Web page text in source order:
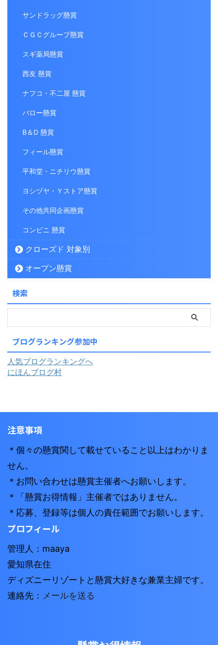
サンドラッグ懸賞
ＣＧＣグループ懸賞
スギ薬局懸賞
西友 懸賞
ナフコ・不二屋 懸賞
バロー懸賞
B＆D 懸賞
フィール懸賞
平和堂・ニチリウ懸賞
ヨシヅヤ・Ｙストア懸賞
その他共同企画懸賞
コンビニ 懸賞
クローズド 対象別
オープン懸賞
検索
ブログランキング参加中
人気ブログランキングへ
にほんブログ村
注意事項
＊個々の懸賞関して載せていること以上はわかりま
せん。
＊お問い合わせは懸賞主催者へお願いします。
＊「懸賞お得情報」主催者ではありません。
＊応募、登録等は個人の責任範囲でお願いします。
プロフィール
管理人：maaya
愛知県在住
ディズニーリゾートと懸賞大好きな兼業主婦です。
連絡先： メールを送る